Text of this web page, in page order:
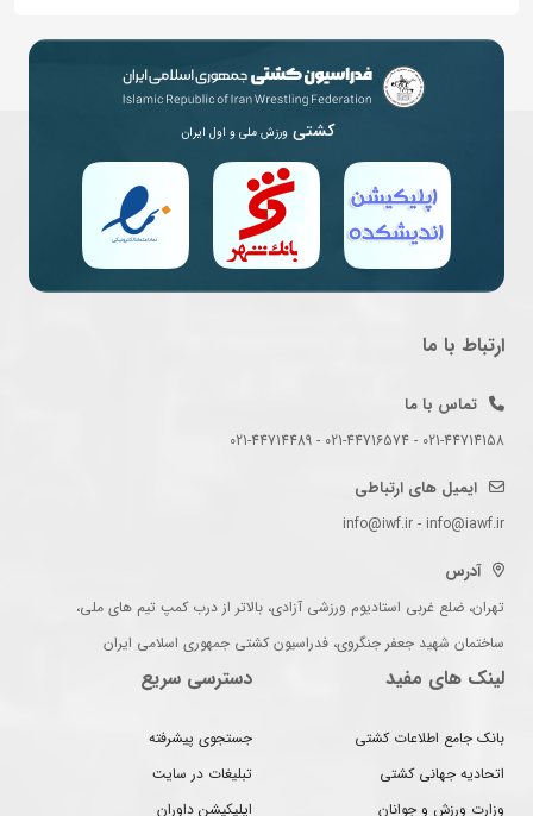
کشتی ورزش ملی و اول ایران
ارتباط با ما
تماس با ما
021-44714158 - 021-44716574 - 021-44714489
ایمیل های ارتباطی
info@iwf.ir - info@iawf.ir
آدرس
تهران، ضلع غربی استادیوم ورزشی آزادی، بالاتر از درب کمپ تیم های ملی،
ساختمان شهید جعفر جنگروی، فدراسیون کشتی جمهوری اسلامی ایران
لینک های مفید
بانک جامع اطلاعات کشتی
اتحادیه جهانی کشتی
وزارت ورزش و جوانان
دسترسی سریع
جستجوی پیشرفته
تبلیغات در سایت
اپلیکیشن داوران